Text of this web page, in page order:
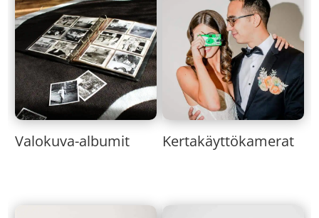
Valokuva-albumit Kertakäyttökamerat